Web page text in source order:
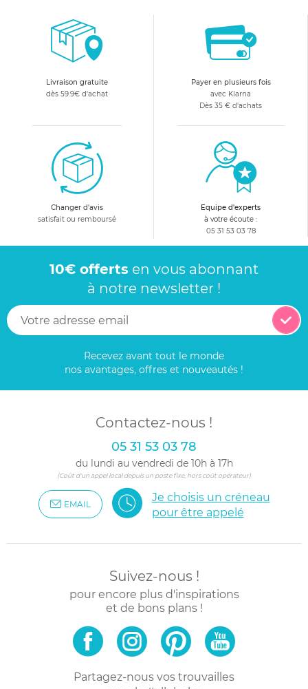
Livraison gratuite
dès 59.9€ d'achat
Payer en plusieurs fois
avec Klarna
Dès 35 € d'achats
Changer d'avis
satisfait ou remboursé
Equipe d'experts
à votre écoute :
05 31 53 03 78
10€ offerts en vous abonnant
à notre newsletter !
Recevez avant tout le monde
nos avantages, offres et nouveautés !
Contactez-nous !
05 31 53 03 78
du lundi au vendredi de 10h à 17h
(Coût d'un appel local depuis un poste fixe, hors coût opérateur)
EMAIL
Je choisis un créneau
pour être appelé
Suivez-nous !
pour encore plus d'inspirations
et de bons plans !
Partagez-nous vos trouvailles